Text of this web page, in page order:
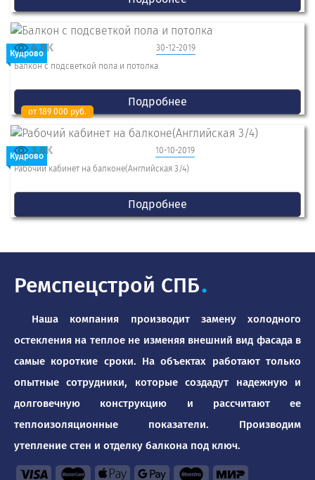
Кудрово
30-12-2019
4.8K
Балкон с подсветкой пола и потолка
Подробнее
Кудрово
от 189 000 руб.
10-10-2019
3.8K
Рабочий кабинет на балконе(Английская 3/4)
Подробнее
Ремспецстрой СПБ.
Наша компания производит замену холодного
остекления на теплое не изменяя внешний вид фасада в
самые короткие сроки. На объектах работают только
опытные сотрудники, которые создадут надежную и
долговечную конструкцию и рассчитают ее
теплоизоляционные показатели. Производим
утепление стен и отделку балкона под ключ.